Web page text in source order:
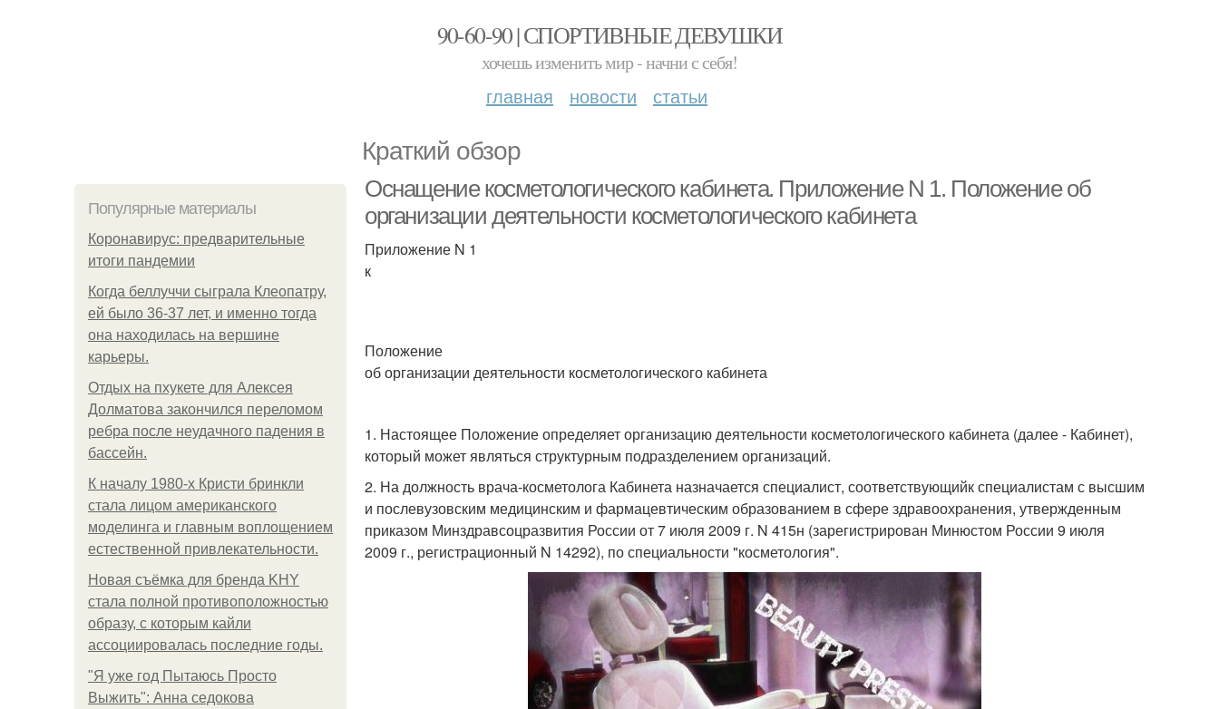
90-60-90 | СПОРТИВНЫЕ ДЕВУШКИ
хочешь изменить мир - начни с себя!
главная новости статьи
Краткий обзор
Популярные материалы
Коронавирус: предварительные
итоги пандемии
Когда беллуччи сыграла Клеопатру,
ей было 36-37 лет, и именно тогда
она находилась на вершине
карьеры.
Отдых на пхукете для Алексея
Долматова закончился переломом
ребра после неудачного падения в
бассейн.
К началу 1980-х Кристи бринкли
стала лицом американского
моделинга и главным воплощением
естественной привлекательности.
Новая съёмка для бренда KHY
стала полной противоположностью
образу, с которым кайли
ассоциировалась последние годы.
"Я уже год Пытаюсь Просто
Выжить": Анна седокова
Оснащение косметологического кабинета. Приложение N 1. Положение об
организации деятельности косметологического кабинета
Приложение N 1
к
Положение
об организации деятельности косметологического кабинета
1. Настоящее Положение определяет организацию деятельности косметологического кабинета (далее - Кабинет),
который может являться структурным подразделением организаций.
2. На должность врача-косметолога Кабинета назначается специалист, соответствующийк специалистам с высшим
и послевузовским медицинским и фармацевтическим образованием в сфере здравоохранения, утвержденным
приказом Минздравсоцразвития России от 7 июля 2009 г. N 415н (зарегистрирован Минюстом России 9 июля
2009 г., регистрационный N 14292), по специальности "косметология".